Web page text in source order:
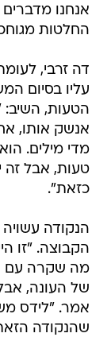
אנחנו
החלטות
דה זרבי,
עליו בסיום
הטעות, השיב:
אנשק אותו,
מדי מילים.
טעות, אבל זה
כזאת".
הנקודה
הקבוצה. "זו
מה שקרה עם
של העונה,
אמר. "לידס
שהנקודה